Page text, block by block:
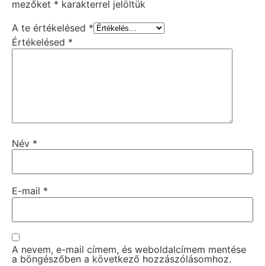
mezőket * karakterrel jelöltük
A te értékelésed *
Értékelésed *
Név *
E-mail *
A nevem, e-mail címem, és weboldalcímem mentése
a böngészőben a következő hozzászólásomhoz.